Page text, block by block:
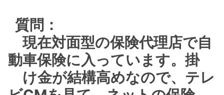
質問：
現在対面型の保険代理店で自
動車保険に入っています。掛
け金が結構高めなので、テレ